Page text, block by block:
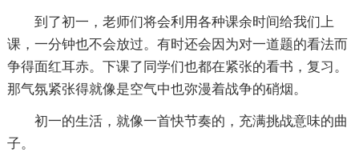
到了初一，老师们将会利用各种课余时间给我们上
课，一分钟也不会放过。有时还会因为对一道题的看法而
争得面红耳赤。下课了同学们也都在紧张的看书，复习。
那气氛紧张得就像是空气中也弥漫着战争的硝烟。
初一的生活，就像一首快节奏的，充满挑战意味的曲
子。